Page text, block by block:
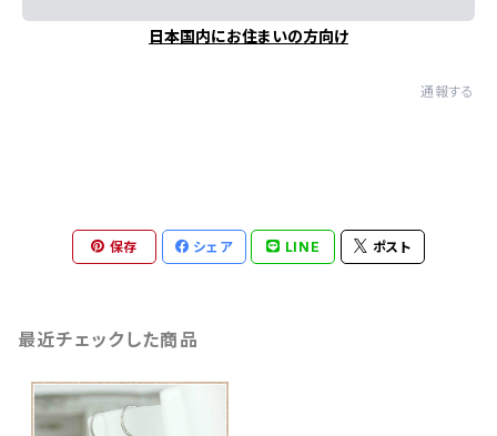
日本国内にお住まいの方向け
通報する
保存 シェア LINE ポスト
最近チェックした商品